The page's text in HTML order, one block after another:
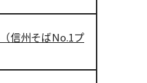
州そばNo.1プ